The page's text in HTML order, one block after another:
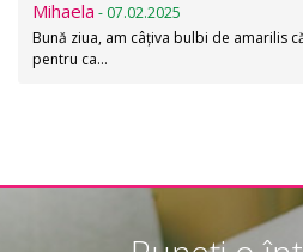
Mihaela - 07.02.2025
Bună ziua, am câțiva bulbi de amarilis
pentru ca…